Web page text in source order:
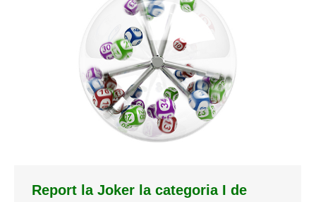
Report la Joker la categoria I de